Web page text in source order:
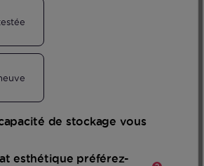
de stockage vous
esthétique préférez-